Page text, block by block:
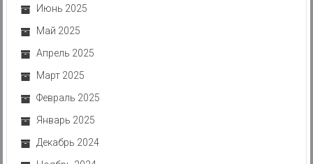
Июнь 2025
Май 2025
Апрель 2025
Март 2025
Февраль 2025
Январь 2025
Декабрь 2024